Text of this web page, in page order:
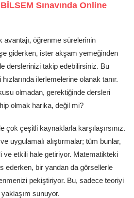
Sınavında Online
avantajı, öğrenme sürelerinin
giderken, ister akşam yemeğinden
derslerinizi takip edebilirsiniz. Bu
ilerlemelerine olanak tanır.
olmadan, gerektiğinde dersleri
olmak harika, değil mi?
çok çeşitli kaynaklarla karşılaşırsınız.
uygulamalı alıştırmalar; tüm bunlar,
ve etkili hale getiriyor. Matematikteki
ederken, bir yandan da görsellerle
pekiştiriyor. Bu, sadece teoriyi
sunuyor.